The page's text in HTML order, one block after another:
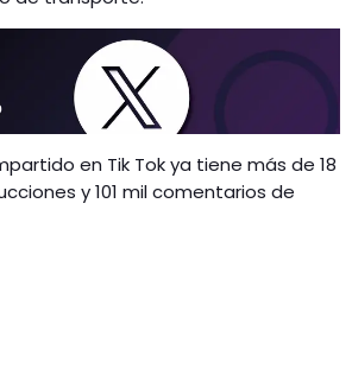
en Tik Tok ya tiene más de 18
y 101 mil comentarios de